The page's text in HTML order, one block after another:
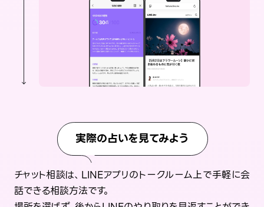
実際の占いを見てみよう
チャット相談は、LINEアプリのトークルーム上で手軽に会
話できる相談方法です。